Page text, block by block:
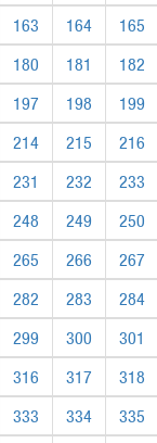
163 164 165
180 181 182
197 198 199
214 215 216
231 232 233
248 249 250
265 266 267
282 283 284
299 300 301
316 317 318
333 334 335